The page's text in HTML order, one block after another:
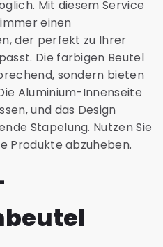
Mit diesem Service
einen
der perfekt zu Ihrer
Die farbigen Beutel
sondern bieten
Aluminium-Innenseite
und das Design
Stapelung. Nutzen Sie
Produkte abzuheben.